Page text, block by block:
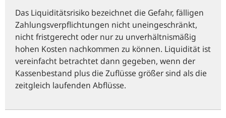
Das Liquiditätsrisiko bezeichnet die Gefahr, fälligen
Zahlungsverpflichtungen nicht uneingeschränkt,
nicht fristgerecht oder nur zu unverhältnismäßig
hohen Kosten nachkommen zu können. Liquidität ist
vereinfacht betrachtet dann gegeben, wenn der
Kassenbestand plus die Zuflüsse größer sind als die
zeitgleich laufenden Abflüsse.